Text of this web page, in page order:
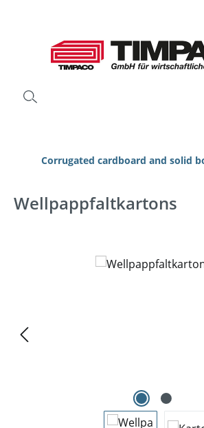
Corrugated cardboard and solid
Wellpappfaltkartons
Afbeeldingengalerij overslaan